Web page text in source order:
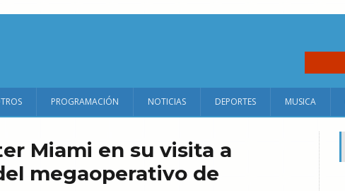
PROGRAMACIÓN NOTICIAS DEPORTES MUSICA
Miami en su visita a
megaoperativo de